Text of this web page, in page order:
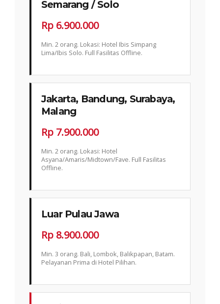
Semarang / Solo
Rp 6.900.000
Min. 2 orang. Lokasi: Hotel Ibis Simpang
Lima/Ibis Solo. Full Fasilitas Offline.
Jakarta, Bandung, Surabaya,
Malang
Rp 7.900.000
Min. 2 orang. Lokasi: Hotel
Asyana/Amaris/Midtown/Fave. Full Fasilitas
Offline.
Luar Pulau Jawa
Rp 8.900.000
Min. 3 orang. Bali, Lombok, Balikpapan, Batam.
Pelayanan Prima di Hotel Pilihan.